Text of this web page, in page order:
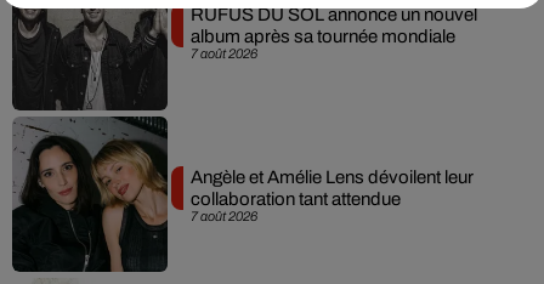
7 août 2026
RÜFÜS DU SOL annonce un nouvel
album après sa tournée mondiale
7 août 2026
Angèle et Amélie Lens dévoilent leur
collaboration tant attendue